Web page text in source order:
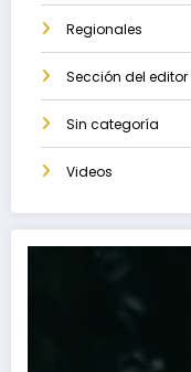
Regionales
Sección del editor
Sin categoría
Videos